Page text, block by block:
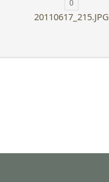
0
20110617_215.JPG